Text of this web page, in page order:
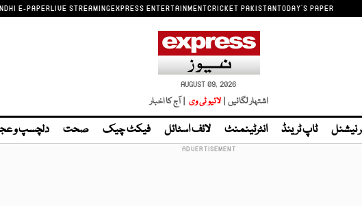
E-PAPERLIVE STREAMINGEXPRESS ENTERTAINMENTCRICKET PAKISTANTODAY'S PAPER
AUGUST 09, 2026
اشتہار لگائیں | لائیو ٹی وی | آج کا اخبار
نیشنل ٹاپ ٹرینڈ انٹرٹینمنٹ لائف اسٹائل فیکٹ چیک صحت دلچسپ و